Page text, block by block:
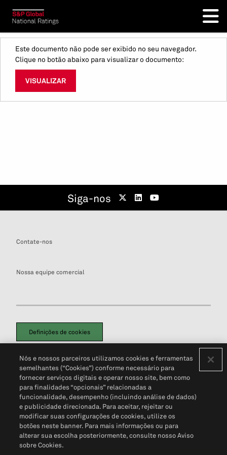
Este documento não pode ser exibido no seu navegador.
Clique no botão abaixo para visualizar o documento:
VISUALIZAR
Siga-nos
Contate-nos
Nossa equipe comercial
Definições de cookies
Política de PrivacidadePortal de privacidade do cliente (em inglês)
Não Venda Minhas Informações Pessoais© 2026 S&P Global
Nós e nossos parceiros utilizamos cookies e ferramentas
semelhantes (“Cookies”) conforme necessário para
fornecer serviços digitais e operar nosso site, bem como
para finalidades “opcionais” relacionadas a
funcionalidade, desempenho (incluindo análise de dados)
e publicidade direcionada. Para aceitar, rejeitar ou
modificar suas configurações de cookies, utilize os
botões neste banner. Para mais informações ou para
alterar sua escolha posteriormente, consulte nosso Aviso
sobre Cookies.